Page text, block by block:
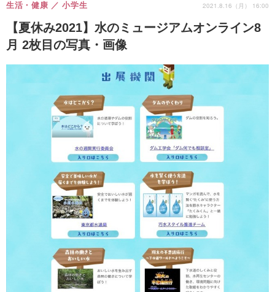
【夏休み2021】水のミュージアムオンライン8
月 2枚目の写真・画像
生活・健康 小学生 2021.8.16（月） 16:00